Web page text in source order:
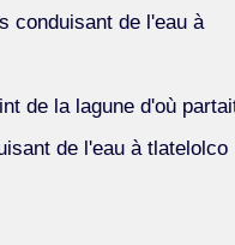
conduisant de l'eau à
de la lagune d'où
de l'eau à tlatelolco